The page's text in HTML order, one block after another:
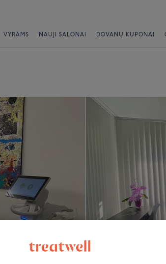
VYRAMS NAUJI SALONAI DOVANŲ KUPONAI